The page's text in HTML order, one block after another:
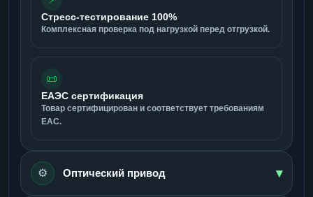
Стресс-тестирование 100%
Комплексная проверка под нагрузкой перед отгрузкой.
📜
ЕАЭС сертификация
Товар сертифицирован и соответствует требованиям
ЕАС.
⚙️ Оптический привод ▾